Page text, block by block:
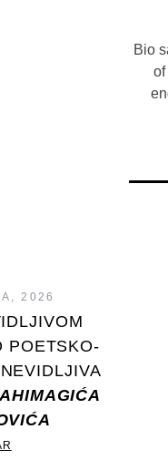
Bio
2026
POETSKO-